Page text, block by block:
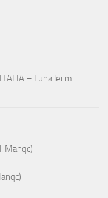
– Luna lei mi
Manqc)